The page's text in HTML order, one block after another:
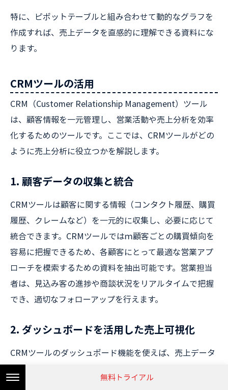
特に、ピボットテーブルと組み合わせて動的なグラフを
作成すれば、売上データを直感的に理解できる資料にな
ります。
CRMツールの活用
CRM（Customer Relationship Management）ツール
は、顧客情報を一元管理し、営業活動や売上分析を効率
化するためのツールです。ここでは、CRMツールがどの
ように売上分析に役立つかを解説します。
1. 顧客データの収集と統合
CRMツールは顧客に関する情報（コンタクト履歴、購買
履歴、クレームなど）を一元的に収集し、必要に応じて
統合できます。CRMツールではｍ顧客ごとの購買傾向を
容易に把握できるため、各顧客にとって最適な営業アプ
ローチを模索するための資料を抽出可能です。営業担当
者は、見込み客の進捗や商談状況をリアルタイムで把握
でき、適切なフォローアップを行えます。
2. ダッシュボードを活用した売上可視化
CRMツールのダッシュボード機能を使えば、売上データ
や自分の営業パフォーマンスをリアルタイムで確認でき
ます。ダッシュボードを活用することで、目標達成状況
無料トライアル